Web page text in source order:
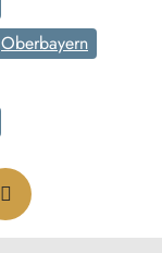
Oberbayern